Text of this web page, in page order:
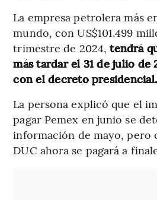
La empresa petrolera más
mundo, con US$101.499
trimestre de 2024,tendrá
más tardar el 31 de julio de
con el decreto presidencial.
La persona explicó que el
pagar Pemex en junio se
información de mayo, pero
DUC ahora se pagará a